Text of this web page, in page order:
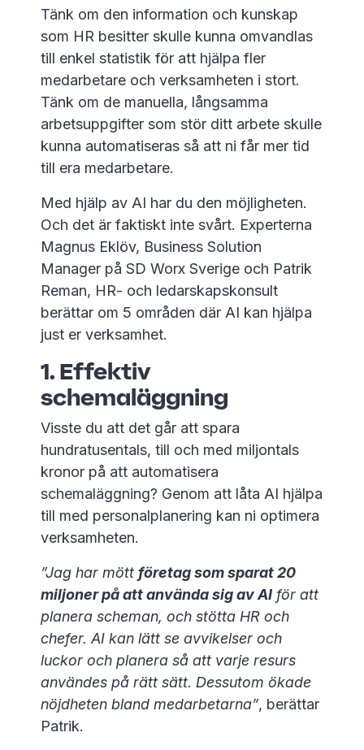
Tänk om den information och kunskap
som HR besitter skulle kunna omvandlas
till enkel statistik för att hjälpa fler
medarbetare och verksamheten i stort.
Tänk om de manuella, långsamma
arbetsuppgifter som stör ditt arbete skulle
kunna automatiseras så att ni får mer tid
till era medarbetare.
Med hjälp av AI har du den möjligheten.
Och det är faktiskt inte svårt. Experterna
Magnus Eklöv, Business Solution
Manager på SD Worx Sverige och Patrik
Reman, HR- och ledarskapskonsult
berättar om 5 områden där AI kan hjälpa
just er verksamhet.
1. Effektiv
schemaläggning
Visste du att det går att spara
hundratusentals, till och med miljontals
kronor på att automatisera
schemaläggning? Genom att låta AI hjälpa
till med personalplanering kan ni optimera
verksamheten.
”Jag har mött företag som sparat 20
miljoner på att använda sig av AI för att
planera scheman, och stötta HR och
chefer. AI kan lätt se avvikelser och
luckor och planera så att varje resurs
användes på rätt sätt. Dessutom ökade
nöjdheten bland medarbetarna”, berättar
Patrik.